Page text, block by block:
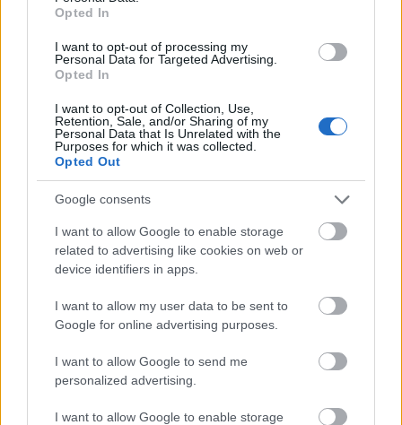
Opted In
I want to opt-out of processing my
Personal Data for Targeted Advertising.
Opted In
I want to opt-out of Collection, Use,
Retention, Sale, and/or Sharing of my
Personal Data that Is Unrelated with the
Purposes for which it was collected.
Opted Out
Google consents
I want to allow Google to enable storage
related to advertising like cookies on web or
device identifiers in apps.
I want to allow my user data to be sent to
Google for online advertising purposes.
I want to allow Google to send me
personalized advertising.
I want to allow Google to enable storage
pedig Furák Péter hangszerelte. A videoklip látható
is, amelyet november 29-én tartanak a Pesti
Színházban.
Valló Péter rendező szavaival az előadásról:
– Jó barátságban voltunk, vagyunk és remélem,
maradunk Kern Andrással, kerestem valami neki
valót színművet – meséli. – Mivel mindketten Woody
Allen nagy rajongóivá szegődtünk, örültem, amikor
a kezembe került ez a darab.
szórakoztatás lehetőségét, mert abban az
időben mindig kellett akadnia a háttérben vagy